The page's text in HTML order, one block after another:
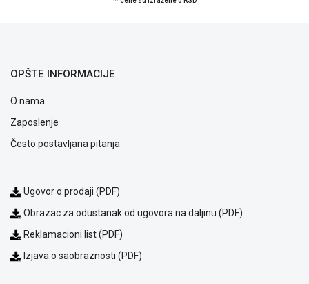
Usluge
kvara
privatnosti
Politika
kolačićima
Provera
OUTLET
Kontakt
KREDIT
OPŠTE INFORMACIJE
O nama
Zaposlenje
Često postavljana pitanja
Ugovor o prodaji (PDF)
Obrazac za odustanak od ugovora na daljinu (PDF)
Reklamacioni list (PDF)
Izjava o saobraznosti (PDF)